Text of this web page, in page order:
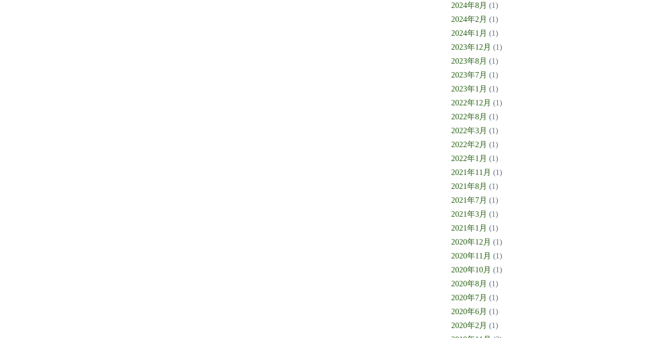
2024年8月 (1)
2024年2月 (1)
2024年1月 (1)
2023年12月 (1)
2023年8月 (1)
2023年7月 (1)
2023年1月 (1)
2022年12月 (1)
2022年8月 (1)
2022年3月 (1)
2022年2月 (1)
2022年1月 (1)
2021年11月 (1)
2021年8月 (1)
2021年7月 (1)
2021年3月 (1)
2021年1月 (1)
2020年12月 (1)
2020年11月 (1)
2020年10月 (1)
2020年8月 (1)
2020年7月 (1)
2020年6月 (1)
2020年2月 (1)